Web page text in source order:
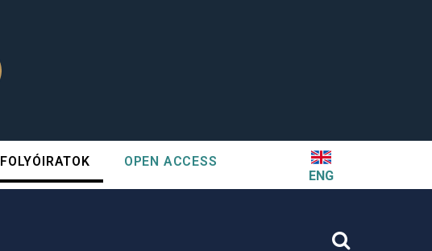
FOLYÓIRATOK
OPEN ACCESS
ENG